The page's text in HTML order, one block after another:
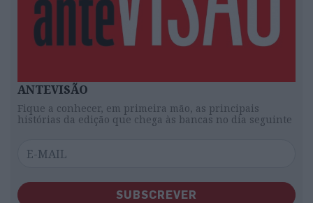
ANTEVISÃO
Fique a conhecer, em primeira mão, as principais
histórias da edição que chega às bancas no dia seguinte
SUBSCREVER